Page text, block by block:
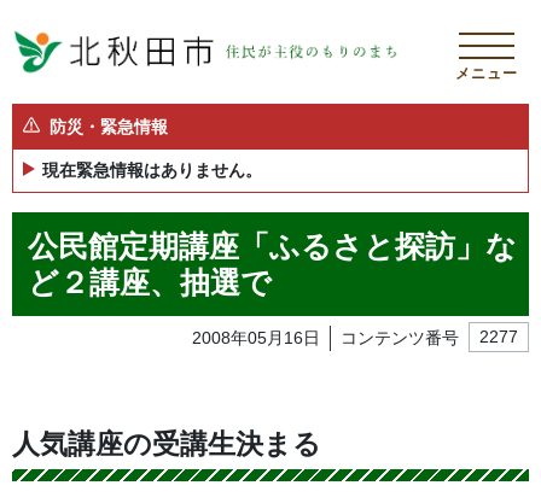
メニュー
防災・緊急情報
現在緊急情報はありません。
公民館定期講座「ふるさと探訪」な
ど２講座、抽選で
2008年05月16日 コンテンツ番号 2277
人気講座の受講生決まる